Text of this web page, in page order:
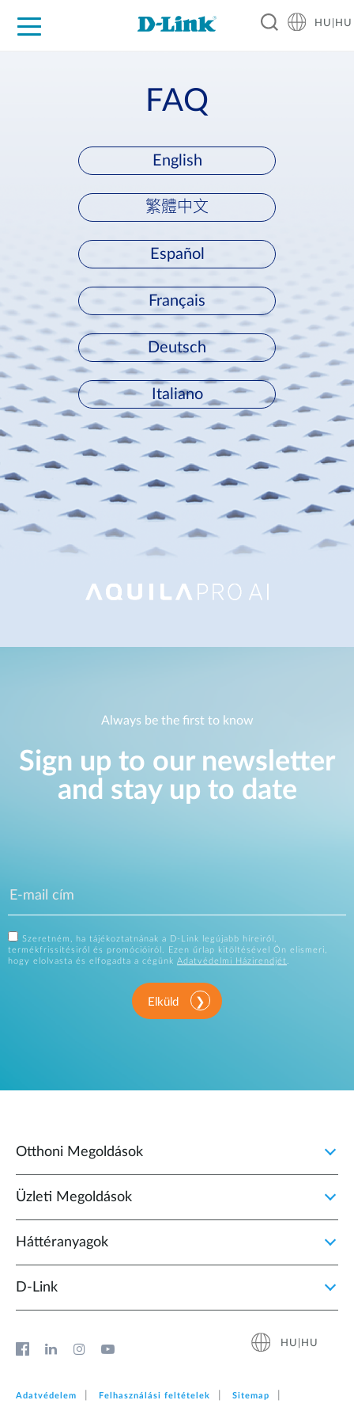
HU|HU
FAQ
English
繁體中文
Español
Français
Deutsch
Italiano
Always be the first to know
Sign up to our newsletter
and stay up to date
Szeretném, ha tájékoztatnának a D-Link legújabb híreiről,
termékfrissítésiről és promócióiról. Ezen űrlap kitöltésével Ön elismeri,
hogy elolvasta és elfogadta a cégünk Adatvédelmi Házirendjét.
Elküld
Otthoni Megoldások
Üzleti Megoldások
Háttéranyagok
D‑Link
HU|HU
Adatvédelem Felhasználási feltételek Sitemap